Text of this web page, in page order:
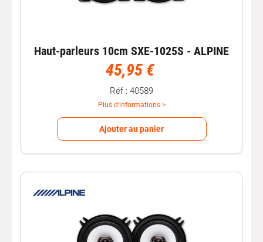
Haut-parleurs 10cm SXE-1025S - ALPINE
45,95 €
Réf : 40589
Plus d'informations >
Ajouter au panier